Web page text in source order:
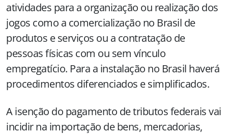
atividades para a organização ou realização dos
jogos como a comercialização no Brasil de
produtos e serviços ou a contratação de
pessoas físicas com ou sem vínculo
empregatício. Para a instalação no Brasil haverá
procedimentos diferenciados e simplificados.
A isenção do pagamento de tributos federais vai
incidir na importação de bens, mercadorias,